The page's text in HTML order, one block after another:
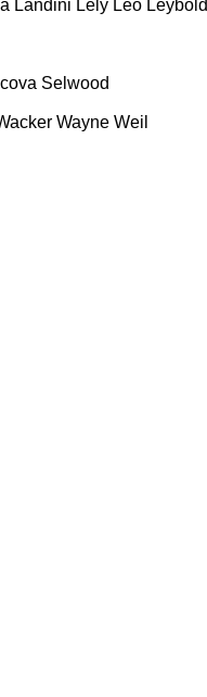
Landini Lely Leo Leybold
Selwood
Wayne Weil